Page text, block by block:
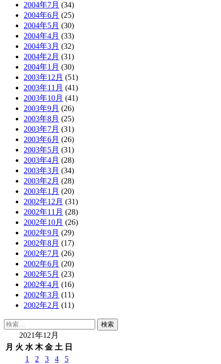
2004年7月 (34)
2004年6月 (25)
2004年5月 (30)
2004年4月 (33)
2004年3月 (32)
2004年2月 (31)
2004年1月 (30)
2003年12月 (51)
2003年11月 (41)
2003年10月 (41)
2003年9月 (26)
2003年8月 (25)
2003年7月 (31)
2003年6月 (26)
2003年5月 (31)
2003年4月 (28)
2003年3月 (34)
2003年2月 (28)
2003年1月 (20)
2002年12月 (31)
2002年11月 (28)
2002年10月 (26)
2002年9月 (29)
2002年8月 (17)
2002年7月 (26)
2002年6月 (20)
2002年5月 (23)
2002年4月 (16)
2002年3月 (11)
2002年2月 (11)
検
2021年12月
月 火 水 木 金 土 日
1
2 3 4
5